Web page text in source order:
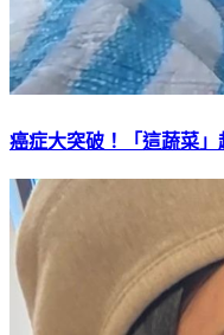
癌症大突破！「這蔬菜